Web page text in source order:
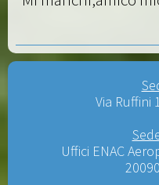
Via Ruffini
Uffici ENAC